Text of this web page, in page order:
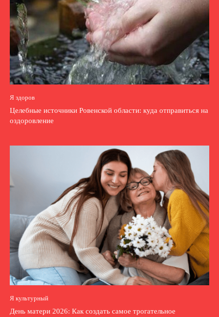
Я здоров
Целебные источники Ровенской области: куда отправиться на
оздоровление
Я культурный
День матери 2026: Как создать самое трогательное